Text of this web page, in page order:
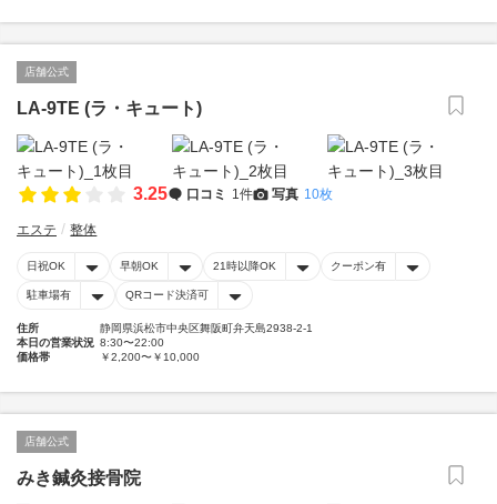
店舗公式
LA-9TE (ラ・キュート)
3.25 口コミ 1件 写真 10枚
エステ 整体
日祝OK 早朝OK 21時以降OK クーポン有
駐車場有 QRコード決済可
住所
静岡県浜松市中央区舞阪町弁天島2938-2-1
本日の営業状況 8:30〜22:00
価格帯
￥2,200〜￥10,000
店舗公式
みき鍼灸接骨院